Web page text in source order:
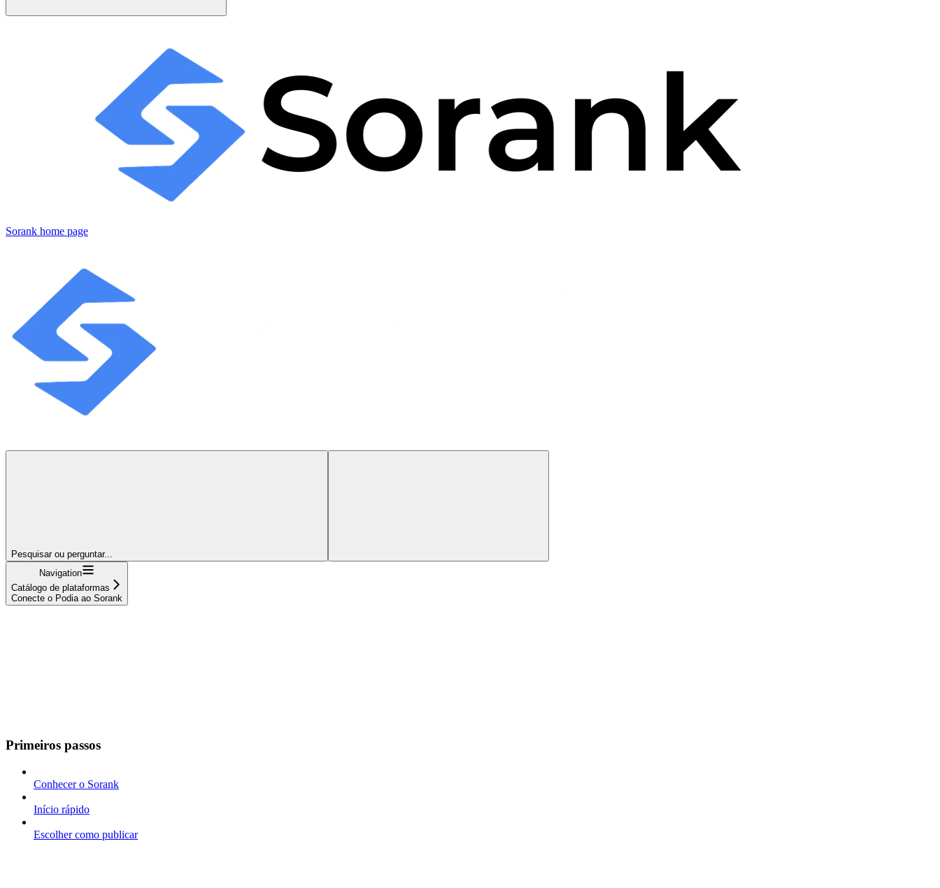
Sorank home page
Pesquisar ou perguntar...
Navigation
Catálogo de plataformas
Conecte o Podia ao Sorank
Primeiros passos
Conhecer o Sorank
Início rápido
Escolher como publicar